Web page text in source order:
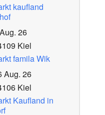
kaufland
26
Kiel
famila Wik
Aug. 26
Kiel
Kaufland in